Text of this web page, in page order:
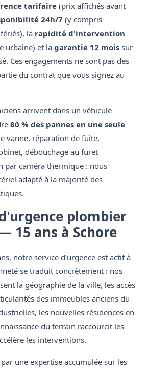
tarifaire(prix affichés avant
24h/7 (y compris
la rapidité d'intervention
urbaine) et la garantie 12 mois sur
Ces engagements ne sont pas des
du contrat que vous signez au
arrivent dans un véhicule
80 % des pannes en une seule
vanne, réparation de fuite,
débouchage au furet
par caméra thermique : nous
adapté à la majorité des
plombier
15 ans à Schore
notre service d'urgence est actif à
se traduit concrètement : nos
la géographie de la ville, les accès
des immeubles anciens du
les nouvelles résidences en
du terrain raccourcit les
les interventions.
une expertise accumulée sur les